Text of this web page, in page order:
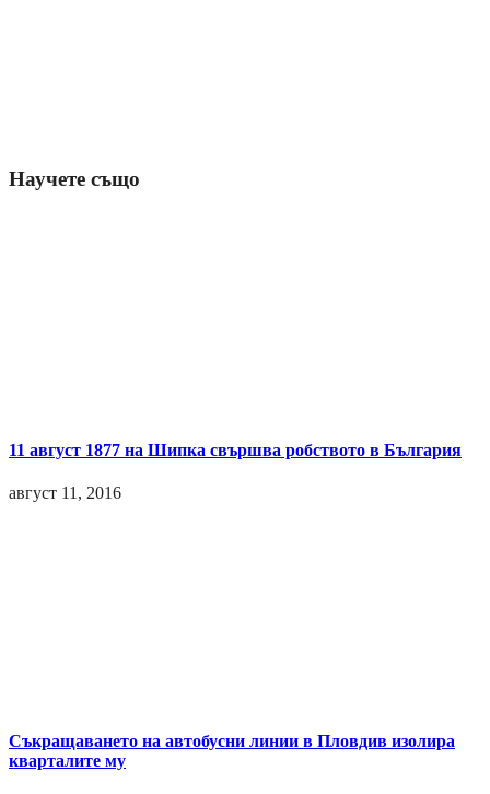
Научете също
11 август 1877 на Шипка свършва робството в България
август 11, 2016
Съкращаването на автобусни линии в Пловдив изолира
кварталите му